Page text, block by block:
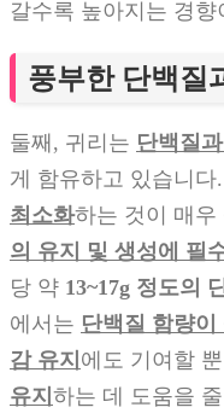
갈수록 높아지는 경
풍부한 단백질
둘째, 귀리는 단백질
게 함유하고 있습니
최소화하는 것이 매우
의 유지 및 생성에 필
당 약 13~17g 정도의
에서는 단백질 함량이
감 유지 에도 기여할
유지 하는 데 도움을